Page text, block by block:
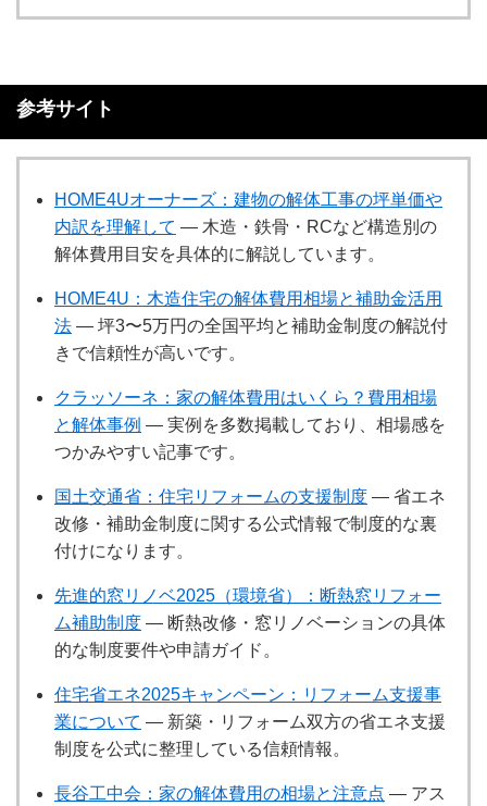
参考サイト
HOME4Uオーナーズ：建物の解体工事の坪単価や
内訳を理解して — 木造・鉄骨・RCなど構造別の
解体費用目安を具体的に解説しています。
HOME4U：木造住宅の解体費用相場と補助金活用
法 — 坪3〜5万円の全国平均と補助金制度の解説付
きで信頼性が高いです。
クラッソーネ：家の解体費用はいくら？費用相場
と解体事例 — 実例を多数掲載しており、相場感を
つかみやすい記事です。
国土交通省：住宅リフォームの支援制度 — 省エネ
改修・補助金制度に関する公式情報で制度的な裏
付けになります。
先進的窓リノベ2025（環境省）：断熱窓リフォー
ム補助制度 — 断熱改修・窓リノベーションの具体
的な制度要件や申請ガイド。
住宅省エネ2025キャンペーン：リフォーム支援事
業について — 新築・リフォーム双方の省エネ支援
制度を公式に整理している信頼情報。
長谷工中会：家の解体費用の相場と注意点 — アス